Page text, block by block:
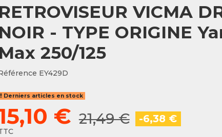
RETROVISEUR VICMA
NOIR - TYPE ORIGINE
Max 250/125
EY429D
Derniers articles en stock
€ 21,49 € -6,38 €